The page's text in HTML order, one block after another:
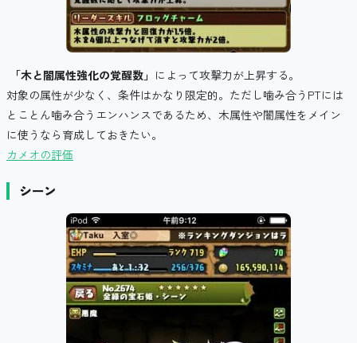
「木と闇属性強化の覚醒数」 によって攻撃力が上昇する。
対象の属性が少なく、条件はかなり限定的。ただし噛み合うPTには
とことん噛み合うエンハンスであるため、木属性や闇属性をメイン
に使うなら育成しておきたい。
カメオの評価
シーン